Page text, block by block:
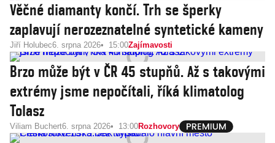
Věčné diamanty končí. Trh se šperky
zaplavují nerozeznatelné syntetické kameny
Jiří Holubec6. srpna 2026 15:00Zajímavosti
Brzo může být v ČR 45 stupňů. Až s takovými
extrémy jsme nepočítali, říká klimatolog
Tolasz
Viliam Buchert6. srpna 2026 13:00Rozhovory